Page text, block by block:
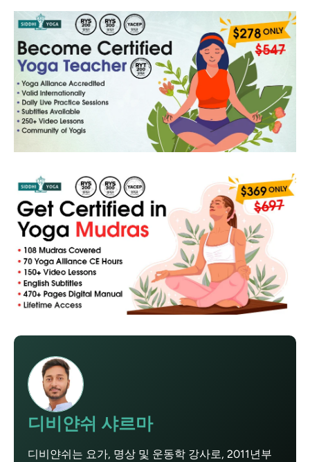
디비얀쉬 샤르마
디비얀쉬는 요가, 명상 및 운동학 강사로, 2011년부